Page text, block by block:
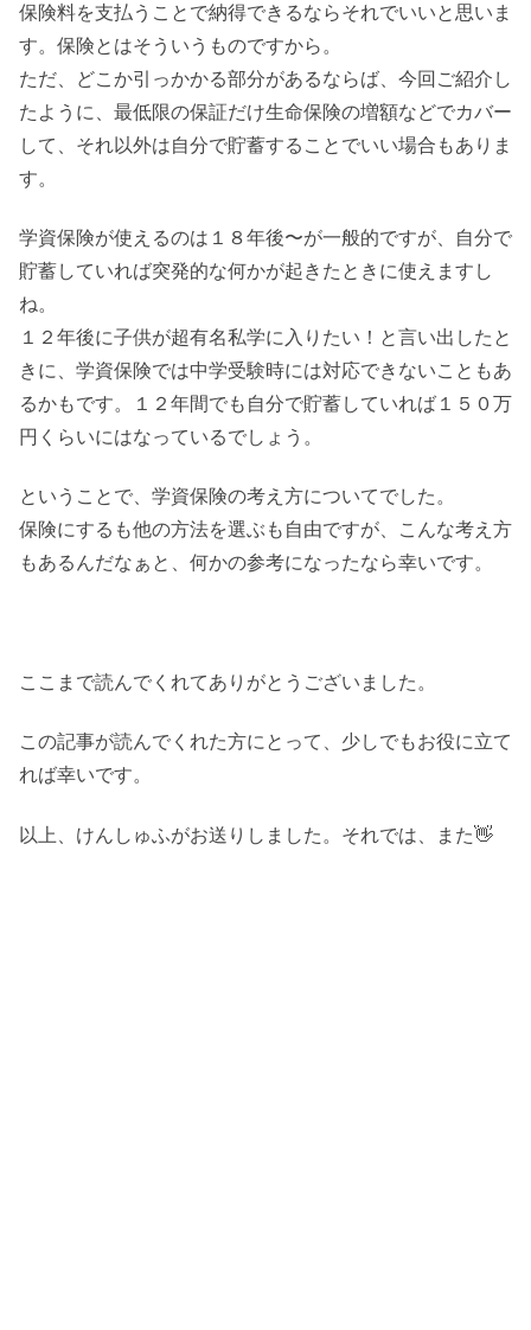
保険料を支払うことで納得できるならそれでいいと思いま
す。保険とはそういうものですから。
ただ、どこか引っかかる部分があるならば、今回ご紹介し
たように、最低限の保証だけ生命保険の増額などでカバー
して、それ以外は自分で貯蓄することでいい場合もありま
す。
学資保険が使えるのは１８年後〜が一般的ですが、自分で
貯蓄していれば突発的な何かが起きたときに使えますし
ね。
１２年後に子供が超有名私学に入りたい！と言い出したと
きに、学資保険では中学受験時には対応できないこともあ
るかもです。１２年間でも自分で貯蓄していれば１５０万
円くらいにはなっているでしょう。
ということで、学資保険の考え方についてでした。
保険にするも他の方法を選ぶも自由ですが、こんな考え方
もあるんだなぁと、何かの参考になったなら幸いです。
ここまで読んでくれてありがとうございました。
この記事が読んでくれた方にとって、少しでもお役に立て
れば幸いです。
以上、けんしゅふがお送りしました。それでは、また👋